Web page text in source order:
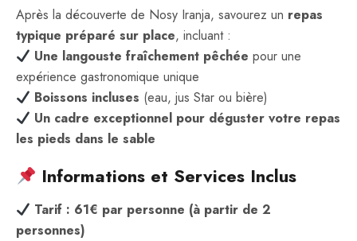
Après la découverte de Nosy Iranja, savourez un repas
typique préparé sur place, incluant :
Une langouste fraîchement pêchée pour une
expérience gastronomique unique
Boissons incluses (eau, jus Star ou bière)
Un cadre exceptionnel pour déguster votre repas
les pieds dans le sable
Informations et Services Inclus
Tarif : 61€ par personne (à partir de 2
personnes)